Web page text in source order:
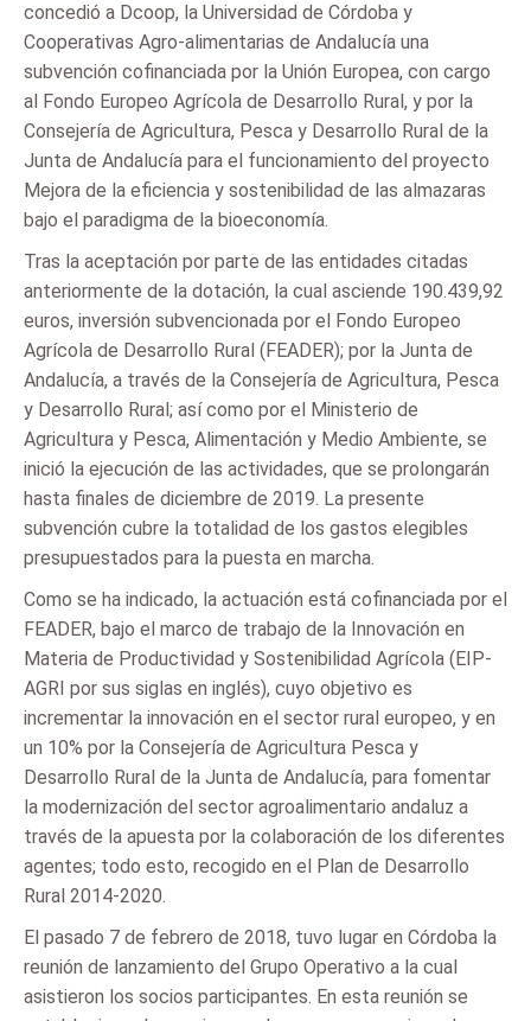
concedió a Dcoop, la Universidad de Córdoba y
Cooperativas Agro-alimentarias de Andalucía una
subvención cofinanciada por la Unión Europea, con cargo
al Fondo Europeo Agrícola de Desarrollo Rural, y por la
Consejería de Agricultura, Pesca y Desarrollo Rural de la
Junta de Andalucía para el funcionamiento del proyecto
Mejora de la eficiencia y sostenibilidad de las almazaras
bajo el paradigma de la bioeconomía.
Tras la aceptación por parte de las entidades citadas
anteriormente de la dotación, la cual asciende 190.439,92
euros, inversión subvencionada por el Fondo Europeo
Agrícola de Desarrollo Rural (FEADER); por la Junta de
Andalucía, a través de la Consejería de Agricultura, Pesca
y Desarrollo Rural; así como por el Ministerio de
Agricultura y Pesca, Alimentación y Medio Ambiente, se
inició la ejecución de las actividades, que se prolongarán
hasta finales de diciembre de 2019. La presente
subvención cubre la totalidad de los gastos elegibles
presupuestados para la puesta en marcha.
Como se ha indicado, la actuación está cofinanciada por el
FEADER, bajo el marco de trabajo de la Innovación en
Materia de Productividad y Sostenibilidad Agrícola (EIP-
AGRI por sus siglas en inglés), cuyo objetivo es
incrementar la innovación en el sector rural europeo, y en
un 10% por la Consejería de Agricultura Pesca y
Desarrollo Rural de la Junta de Andalucía, para fomentar
la modernización del sector agroalimentario andaluz a
través de la apuesta por la colaboración de los diferentes
agentes; todo esto, recogido en el Plan de Desarrollo
Rural 2014-2020.
El pasado 7 de febrero de 2018, tuvo lugar en Córdoba la
reunión de lanzamiento del Grupo Operativo a la cual
asistieron los socios participantes. En esta reunión se